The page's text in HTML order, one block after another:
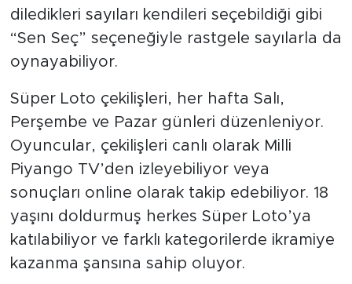
diledikleri sayıları kendileri seçebildiği gibi
“Sen Seç” seçeneğiyle rastgele sayılarla da
oynayabiliyor.
Süper Loto çekilişleri, her hafta Salı,
Perşembe ve Pazar günleri düzenleniyor.
Oyuncular, çekilişleri canlı olarak Milli
Piyango TV’den izleyebiliyor veya
sonuçları online olarak takip edebiliyor. 18
yaşını doldurmuş herkes Süper Loto’ya
katılabiliyor ve farklı kategorilerde ikramiye
kazanma şansına sahip oluyor.